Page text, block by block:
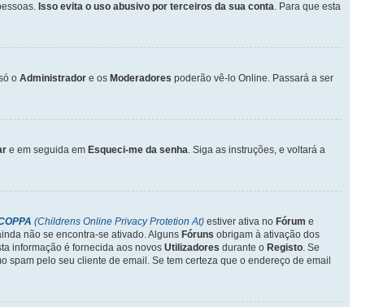
Isso evita o uso abusivo por terceiros da sua conta. Para que esta
o Administrador e os Moderadores poderão vê-lo Online. Passará a ser
e em seguida em Esqueci-me da senha. Siga as instruções, e voltará a
(Childrens Online Privacy Protetion At) estiver ativa no Fórum e
não se encontra-se ativado. Alguns Fóruns obrigam à ativação dos
informação é fornecida aos novos Utilizadores durante o Registo. Se
pelo seu cliente de email. Se tem certeza que o endereço de email